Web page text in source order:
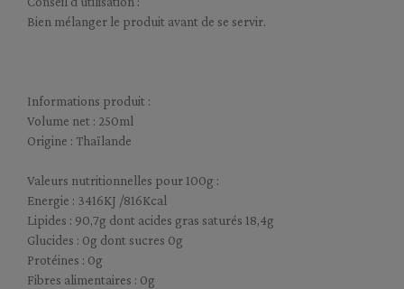
Bien mélanger le produit avant de se servir.
Informations produit :
Volume net : 250ml
Origine : Thaïlande
Valeurs nutritionnelles pour 100g :
Energie : 3416KJ /816Kcal
Lipides : 90,7g dont acides gras saturés 18,4g
Glucides : 0g dont sucres 0g
Protéines : 0g
Fibres alimentaires : 0g